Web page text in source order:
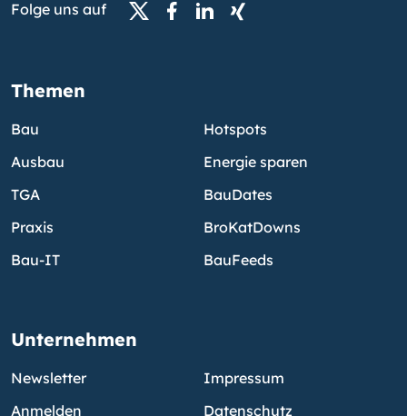
Folge uns auf
Themen
Bau
Ausbau
TGA
Praxis
Bau-IT
Hotspots
Energie sparen
BauDates
BroKatDowns
BauFeeds
Unternehmen
Newsletter
Anmelden
Impressum
Datenschutz